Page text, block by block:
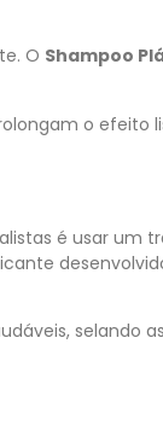
O Shampoo
o efeito
é usar um
selando